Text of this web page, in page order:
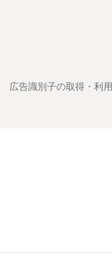
広告識別子の取得・利用